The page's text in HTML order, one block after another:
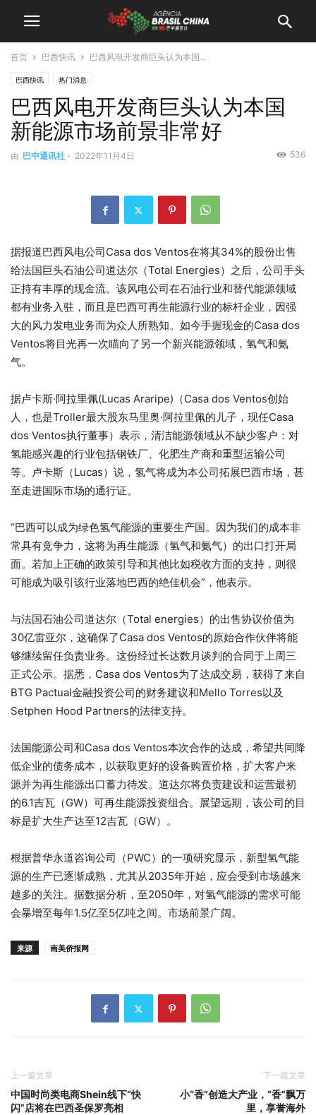
首页 巴西快讯 巴西风电开发商巨头认为本国...
巴西快讯 热门消息
巴西风电开发商巨头认为本国
新能源市场前景非常好
由 巴中通讯社 - 2022年11月4日 536
据报道巴西风电公司Casa dos Ventos在将其34%的股份出售
给法国巨头石油公司道达尔（Total Energies）之后，公司手头
正持有丰厚的现金流。该风电公司在石油行业和替代能源领域
都有业务入驻，而且是巴西可再生能源行业的标杆企业，因强
大的风力发电业务而为众人所熟知。如今手握现金的Casa dos
Ventos将目光再一次瞄向了另一个新兴能源领域，氢气和氨
气。
据卢卡斯·阿拉里佩(Lucas Araripe)（Casa dos Ventos创始
人，也是Troller最大股东马里奥·阿拉里佩的儿子，现任Casa
dos Ventos执行董事）表示，清洁能源领域从不缺少客户：对
氢能感兴趣的行业包括钢铁厂、化肥生产商和重型运输公司
等。卢卡斯（Lucas）说，氢气将成为本公司拓展巴西市场，甚
至走进国际市场的通行证。
“巴西可以成为绿色氢气能源的重要生产国。因为我们的成本非
常具有竞争力，这将为再生能源（氢气和氨气）的出口打开局
面。若加上正确的政策引导和其他比如税收方面的支持，则很
可能成为吸引该行业落地巴西的绝佳机会”，他表示。
与法国石油公司道达尔（Total energies）的出售协议价值为
30亿雷亚尔，这确保了Casa dos Ventos的原始合作伙伴将能
够继续留任负责业务。这份经过长达数月谈判的合同于上周三
正式公示。据悉，Casa dos Ventos为了达成交易，获得了来自
BTG Pactual金融投资公司的财务建议和Mello Torres以及
Setphen Hood Partners的法律支持。
法国能源公司和Casa dos Ventos本次合作的达成，希望共同降
低企业的债务成本，以获取更好的设备购置价格，扩大客户来
源并为再生能源出口蓄力待发。道达尔将负责建设和运营最初
的6.1吉瓦（GW）可再生能源投资组合。展望远期，该公司的目
标是扩大生产达至12吉瓦（GW）。
根据普华永道咨询公司（PWC）的一项研究显示，新型氢气能
源的生产已逐渐成熟，尤其从2035年开始，应会受到市场越来
越多的关注。据数据分析，至2050年，对氢气能源的需求可能
会暴增至每年1.5亿至5亿吨之间。市场前景广阔。
来源 南美侨报网
上一篇文章
中国时尚类电商Shein线下“快
闪”店将在巴西圣保罗亮相
下一篇文章
小“香”创造大产业，“香”飘万
里，享誉海外